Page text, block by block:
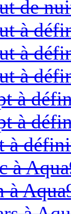
de
à
à
à
à
à
à
à
à